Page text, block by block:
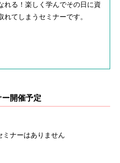
れる！楽しく学んでその日に資
れてしまうセミナーです。
ー開催予定
ミナーはありません